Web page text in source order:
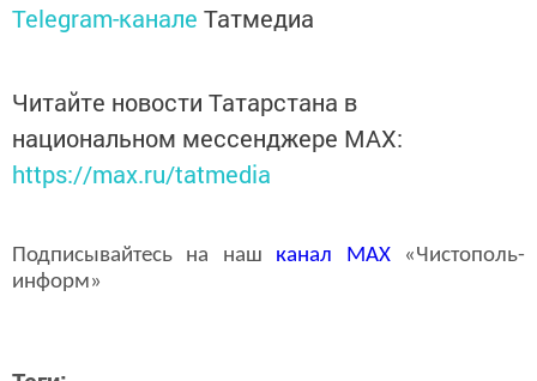
Telegram-канале Татмедиа
Читайте новости Татарстана в
национальном мессенджере MАХ:
https://max.ru/tatmedia
Подписывайтесь на наш канал MAX«Чистополь-
информ»